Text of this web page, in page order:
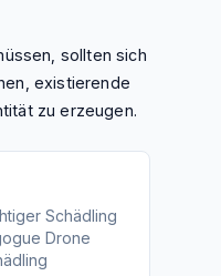
sollten sich
existierende
zu erzeugen.
Schädling
Drone